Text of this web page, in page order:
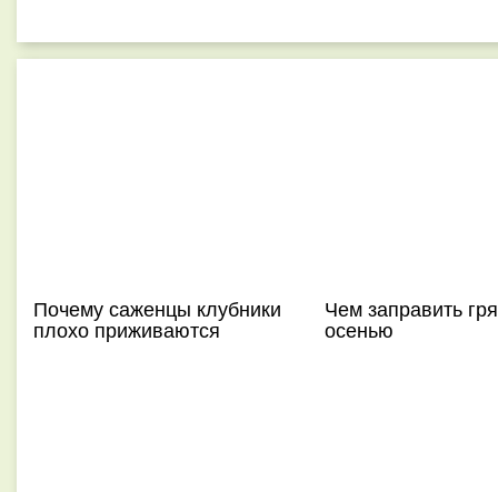
Почему саженцы клубники
плохо приживаются
Чем заправить
осенью